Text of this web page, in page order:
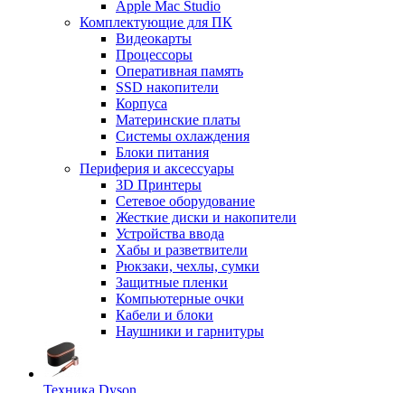
Apple Mac Studio
Комплектующие для ПК
Видеокарты
Процессоры
Оперативная память
SSD накопители
Корпуса
Материнские платы
Системы охлаждения
Блоки питания
Периферия и аксессуары
3D Принтеры
Сетевое оборудование
Жесткие диски и накопители
Устройства ввода
Хабы и разветвители
Рюкзаки, чехлы, сумки
Защитные пленки
Компьютерные очки
Кабели и блоки
Наушники и гарнитуры
Техника Dyson